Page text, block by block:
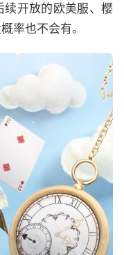
续开放的欧美服、樱
率也不会有。